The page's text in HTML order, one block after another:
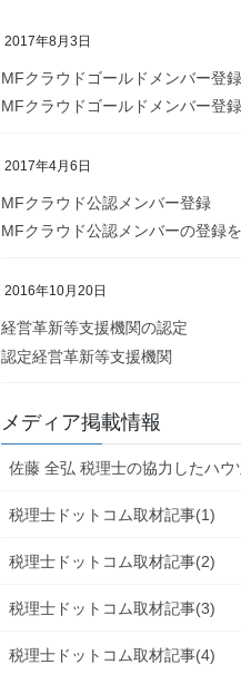
2017年8月3日
MFクラウドゴールドメンバー登録
MFクラウドゴールドメンバー登録
2017年4月6日
MFクラウド公認メンバー登録
MFクラウド公認メンバーの登録
2016年10月20日
経営革新等支援機関の認定
認定経営革新等支援機関
メディア掲載情報
佐藤 全弘 税理士の協力したハウ
税理士ドットコム取材記事(1)
税理士ドットコム取材記事(2)
税理士ドットコム取材記事(3)
税理士ドットコム取材記事(4)